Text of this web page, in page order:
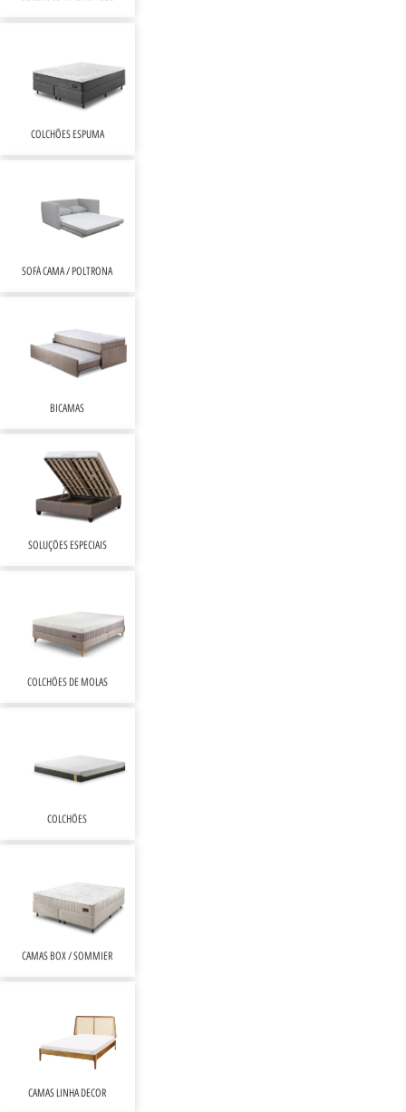
CAMAS LINHA DECOR
CAMAS BOX / SOMMIER
COLCHÕES
COLCHÕES DE MOLAS
SOLUÇÕES ESPECIAIS
BICAMAS
SOFÁ CAMA / POLTRONA
COLCHÕES ESPUMA